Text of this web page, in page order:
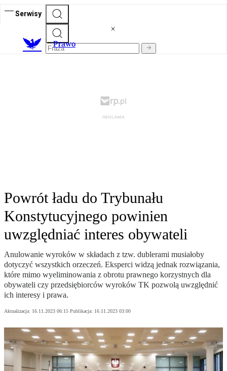
Serwisy
Prawo
Powrót ładu do Trybunału
Konstytucyjnego powinien
uwzględniać interes obywateli
Anulowanie wyroków w składach z tzw. dublerami musiałoby
dotyczyć wszystkich orzeczeń. Eksperci widzą jednak rozwiązania,
które mimo wyeliminowania z obrotu prawnego korzystnych dla
obywateli czy przedsiębiorców wyroków TK pozwolą uwzględnić
ich interesy i prawa.
Aktualizacja: 16.11.2023 06:15 Publikacja: 16.11.2023 03:00